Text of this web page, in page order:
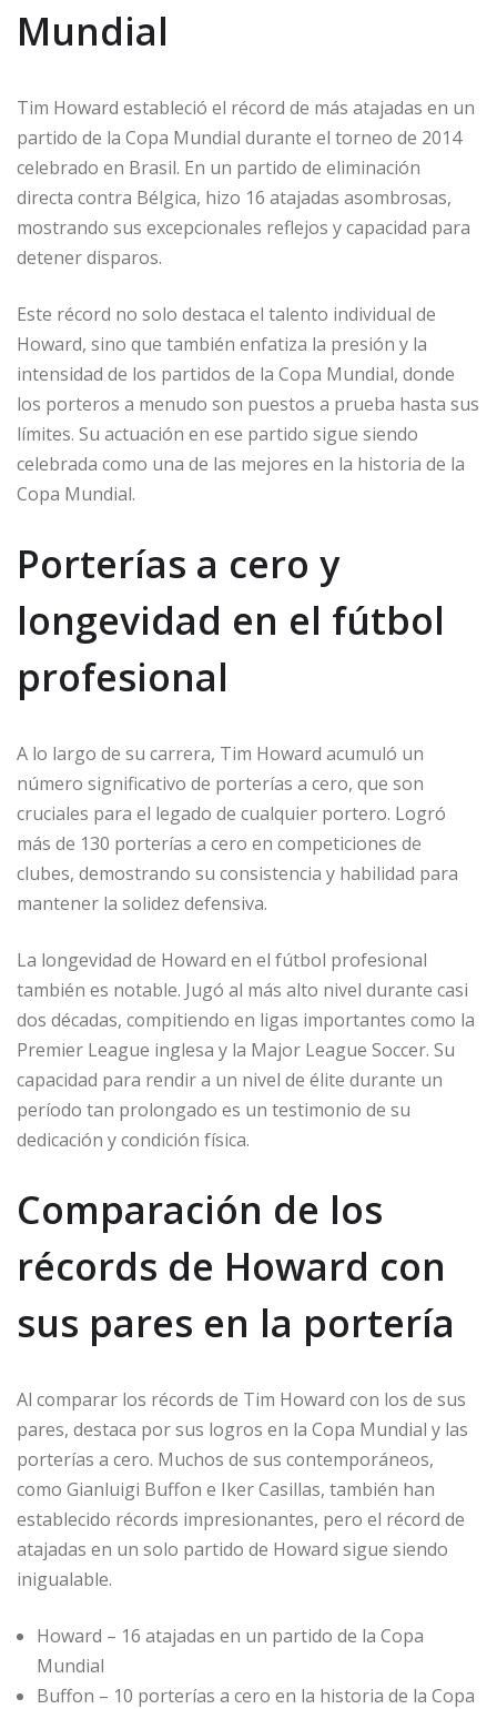
Mundial
Tim Howard estableció el récord de más atajadas en un
partido de la Copa Mundial durante el torneo de 2014
celebrado en Brasil. En un partido de eliminación
directa contra Bélgica, hizo 16 atajadas asombrosas,
mostrando sus excepcionales reflejos y capacidad para
detener disparos.
Este récord no solo destaca el talento individual de
Howard, sino que también enfatiza la presión y la
intensidad de los partidos de la Copa Mundial, donde
los porteros a menudo son puestos a prueba hasta sus
límites. Su actuación en ese partido sigue siendo
celebrada como una de las mejores en la historia de la
Copa Mundial.
Porterías a cero y
longevidad en el fútbol
profesional
A lo largo de su carrera, Tim Howard acumuló un
número significativo de porterías a cero, que son
cruciales para el legado de cualquier portero. Logró
más de 130 porterías a cero en competiciones de
clubes, demostrando su consistencia y habilidad para
mantener la solidez defensiva.
La longevidad de Howard en el fútbol profesional
también es notable. Jugó al más alto nivel durante casi
dos décadas, compitiendo en ligas importantes como la
Premier League inglesa y la Major League Soccer. Su
capacidad para rendir a un nivel de élite durante un
período tan prolongado es un testimonio de su
dedicación y condición física.
Comparación de los
récords de Howard con
sus pares en la portería
Al comparar los récords de Tim Howard con los de sus
pares, destaca por sus logros en la Copa Mundial y las
porterías a cero. Muchos de sus contemporáneos,
como Gianluigi Buffon e Iker Casillas, también han
establecido récords impresionantes, pero el récord de
atajadas en un solo partido de Howard sigue siendo
inigualable.
Howard – 16 atajadas en un partido de la Copa
Mundial
Buffon – 10 porterías a cero en la historia de la Copa